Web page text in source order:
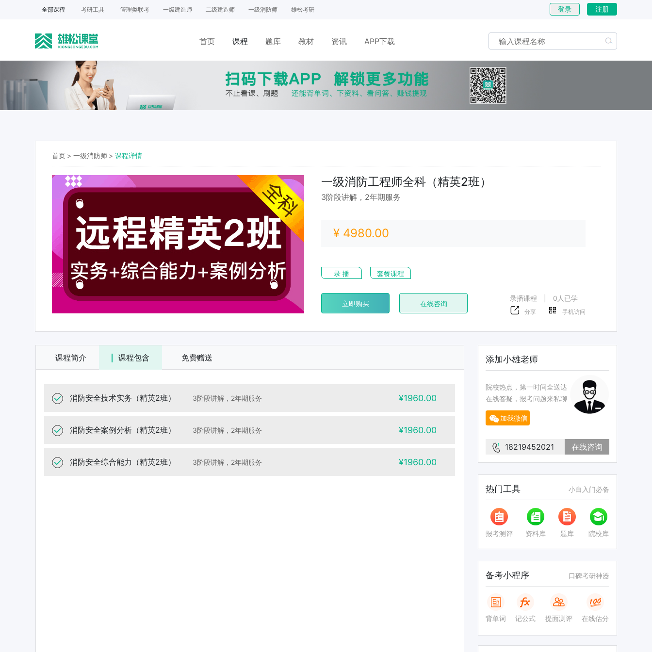
全部课程 考研工具 管理类联考 一级建造师 二级建造师 一级消防师 雄松考研 登录 注册
首页 课程
面授
题库 教材 资讯 APP下载
首页 > 一级消防师 > 课程详情
一级消防工程师全科（精英2班）
3阶段讲解，2年期服务
¥ 4980.00
录 播 套餐课程
立即购买 在线咨询
录播课程 0人已学
分享 手机访问
课程简介 课程包含 免费赠送
消防安全技术实务（精英2班） 3阶段讲解，2年期服务 ¥1960.00
消防安全案例分析（精英2班） 3阶段讲解，2年期服务 ¥1960.00
消防安全综合能力（精英2班） 3阶段讲解，2年期服务 ¥1960.00
添加小雄老师
院校热点，第一时间全送达
在线答疑，报考问题来私聊
加我微信
18219452021 在线咨询
热门工具 小白入门必备
报考测评 资料库 题库 院校库
备考小程序 口碑考研神器
背单词 记公式 提面测评 在线估分